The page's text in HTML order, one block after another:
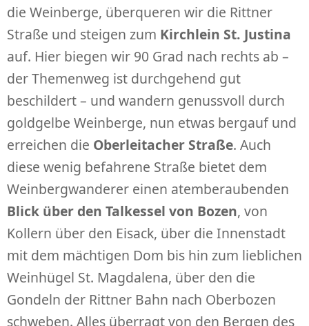
die Weinberge, überqueren wir die Rittner
Straße und steigen zum Kirchlein St. Justina
auf. Hier biegen wir 90 Grad nach rechts ab –
der Themenweg ist durchgehend gut
beschildert – und wandern genussvoll durch
goldgelbe Weinberge, nun etwas bergauf und
erreichen die Oberleitacher Straße. Auch
diese wenig befahrene Straße bietet dem
Weinbergwanderer einen atemberaubenden
Blick über den Talkessel von Bozen, von
Kollern über den Eisack, über die Innenstadt
mit dem mächtigen Dom bis hin zum lieblichen
Weinhügel St. Magdalena, über den die
Gondeln der Rittner Bahn nach Oberbozen
schweben. Alles überragt von den Bergen des